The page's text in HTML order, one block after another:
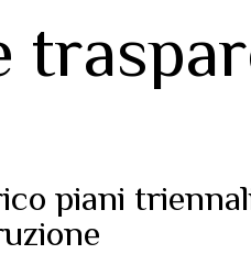
piani